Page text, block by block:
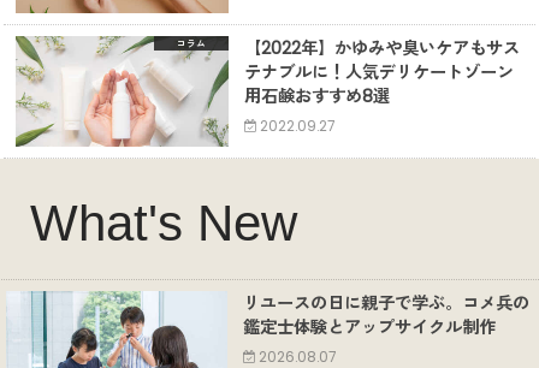
コラム
【2022年】かゆみや臭いケアもサス
テナブルに！人気デリケートゾーン
用石鹸おすすめ8選
2022.09.27
What's New
リユースの日に親子で学ぶ。コメ兵の
鑑定士体験とアップサイクル制作
2026.08.07